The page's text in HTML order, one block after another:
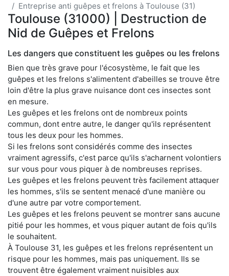
Entreprise anti guêpes et frelons à Toulouse (31)
Toulouse (31000) | Destruction de
Nid de Guêpes et Frelons
Les dangers que constituent les guêpes ou les frelons
Bien que très grave pour l'écosystème, le fait que les
guêpes et les frelons s'alimentent d'abeilles se trouve être
loin d'être la plus grave nuisance dont ces insectes sont
en mesure.
Les guêpes et les frelons ont de nombreux points
commun, dont entre autre, le danger qu'ils représentent
tous les deux pour les hommes.
Si les frelons sont considérés comme des insectes
vraiment agressifs, c'est parce qu'ils s'acharnent volontiers
sur vous pour vous piquer à de nombreuses reprises.
Les guêpes et les frelons peuvent très facilement attaquer
les hommes, s'ils se sentent menacé d'une manière ou
d'une autre par votre comportement.
Les guêpes et les frelons peuvent se montrer sans aucune
pitié pour les hommes, et vous piquer autant de fois qu'ils
le souhaitent.
À Toulouse 31, les guêpes et les frelons représentent un
risque pour les hommes, mais pas uniquement. Ils se
trouvent être également vraiment nuisibles aux